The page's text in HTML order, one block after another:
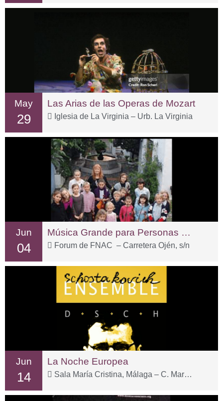
May
29
Las Arias de las Operas de Mozart
Iglesia de La Virginia – Urb. La Virginia
Jun
04
Música Grande para Personas Pequeñas
Forum de FNAC – Carretera Ojén, s/n
Jun
14
La Noche Europea
Sala María Cristina, Málaga – C. Marqués de Valdecañas, 2, Distrito Centro